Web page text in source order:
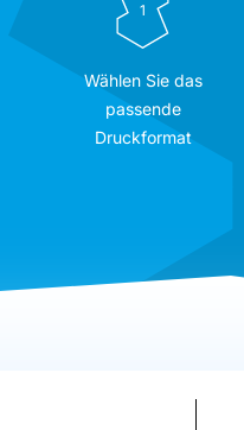
1
Wählen Sie das
passende
Druckformat